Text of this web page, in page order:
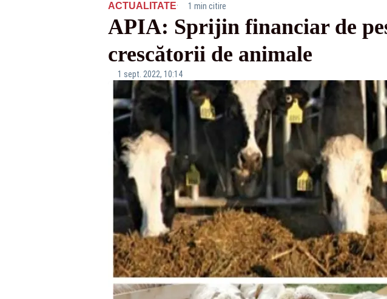
ACTUALITATE· 1 min citire
APIA: Sprijin financiar de
crescătorii de animale
1 sept. 2022, 10:14